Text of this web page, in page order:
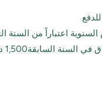
اعتباراً من السنة